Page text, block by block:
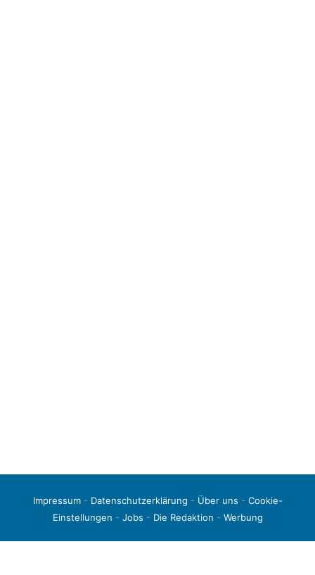
Impressum- Datenschutzerklärung - Über uns - Cookie-
Einstellungen - Jobs - Die Redaktion - Werbung